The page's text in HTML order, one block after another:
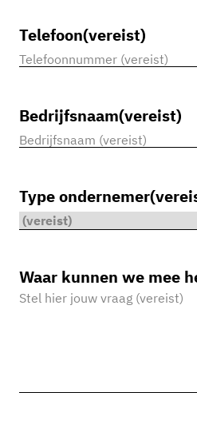
Telefoon(vereist)
Bedrijfsnaam(vereist)
Type ondernemer
Waar kunnen we mee